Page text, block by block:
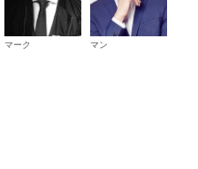
マーク マン